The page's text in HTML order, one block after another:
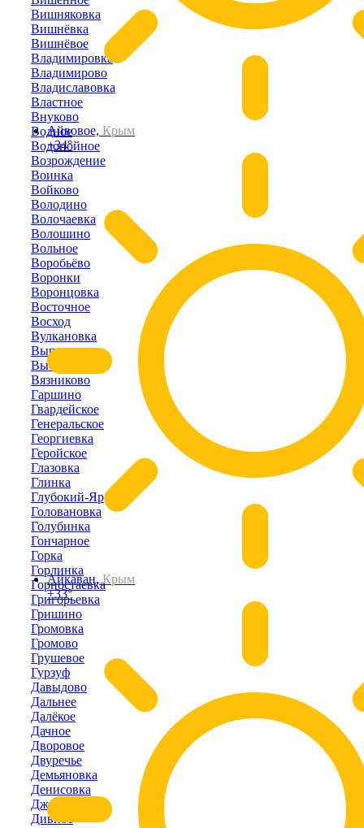
Айвовое, Крым
+34°
Айкаван, Крым
+33°
Вишняковка
Вишнёвка
Вишнёвое
Владимировка
Владимирово
Владиславовка
Властное
Внуково
Водное
Водопойное
Возрождение
Воинка
Войково
Володино
Волочаевка
Волошино
Вольное
Воробьёво
Воронки
Воронцовка
Восточное
Восход
Вулкановка
Выпасное
Высокое
Вязниково
Гаршино
Гвардейское
Генеральское
Георгиевка
Геройское
Глазовка
Глинка
Глубокий-Яр
Головановка
Голубинка
Гончарное
Горка
Горлинка
Горностаевка
Григорьевка
Гришино
Громовка
Громово
Грушевое
Гурзуф
Давыдово
Дальнее
Далёкое
Дачное
Дворовое
Двуречье
Демьяновка
Денисовка
Джанкой
Дивное